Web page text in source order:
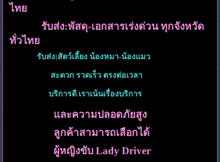
ไทย
รับส่ง:พัสดุ-เอกสารเร่งด่วน ทุกจังหวัด
ทั่วไทย
รับส่ง:สัตว์เลี้ยง น้องหมา-น้องแมว
สะดวก รวดเร็ว ตรงต่อเวลา
บริการดี เราเน้นเรื่องบริการ
และความปลอดภัยสูง
ลูกค้าสามารถเลือกได้
ผู้หญิงขับ Lady Driver